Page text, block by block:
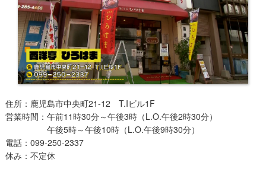
住所：鹿児島市中央町21-12 T.Iビル1F
営業時間：午前11時30分～午後3時（L.O.午後2時30分）
午後5時～午後10時（L.O.午後9時30分）
電話：099-250-2337
休み：不定休